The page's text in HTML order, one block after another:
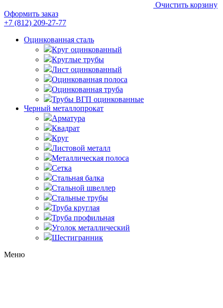
Очистить корзину
Оформить заказ
+7 (812) 209-27-77
Оцинкованная сталь
Круг оцинкованный
Круглые трубы
Лист оцинкованный
Оцинкованная полоса
Оцинкованная труба
Трубы ВГП оцинкованные
Черный металлопрокат
Арматура
Квадрат
Круг
Листовой металл
Металлическая полоса
Сетка
Стальная балка
Стальной швеллер
Стальные трубы
Труба круглая
Труба профильная
Уголок металлический
Шестигранник
Меню